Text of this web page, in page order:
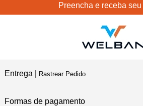
Preencha e receba
Entrega | Rastrear Pedido
Formas de pagamento